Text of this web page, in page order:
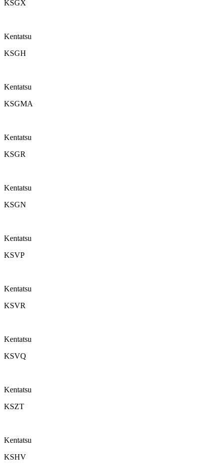
KSGX
Kentatsu
KSGH
Kentatsu
KSGMA
Kentatsu
KSGR
Kentatsu
KSGN
Kentatsu
KSVP
Kentatsu
KSVR
Kentatsu
KSVQ
Kentatsu
KSZT
Kentatsu
KSHV